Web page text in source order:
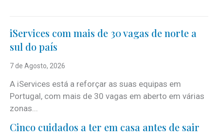
iServices com mais de 30 vagas de norte a
sul do país
7 de Agosto, 2026
A iServices está a reforçar as suas equipas em
Portugal, com mais de 30 vagas em aberto em várias
zonas...
Cinco cuidados a ter em casa antes de sair